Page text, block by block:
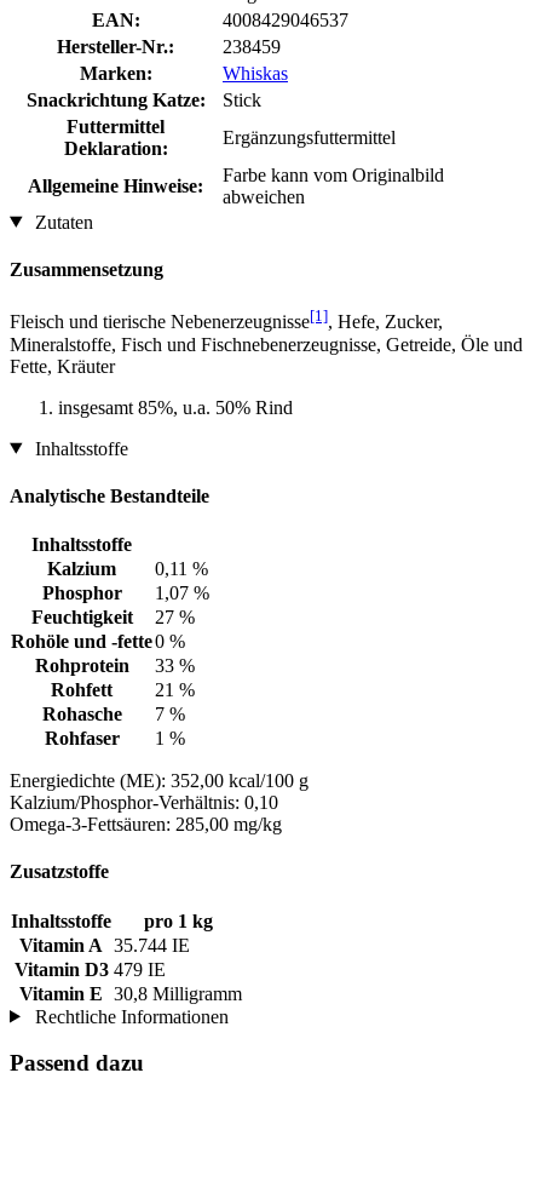
EAN:
4008429046537
Hersteller-Nr.:
238459
Marken:
Whiskas
Snackrichtung Katze:
Stick
Futtermittel
Deklaration:
Ergänzungsfuttermittel
Allgemeine Hinweise:
Farbe kann vom Originalbild
abweichen
Zutaten
Zusammensetzung
Fleisch und tierische Nebenerzeugnisse[1], Hefe, Zucker,
Mineralstoffe, Fisch und Fischnebenerzeugnisse, Getreide, Öle und
Fette, Kräuter
insgesamt 85%, u.a. 50% Rind
Inhaltsstoffe
Analytische Bestandteile
Inhaltsstoffe
Kalzium
0,11 %
Phosphor
1,07 %
Feuchtigkeit
27 %
Rohöle und -fette0 %
Rohprotein
33 %
Rohfett
21 %
Rohasche
7 %
Rohfaser
1 %
Energiedichte (ME): 352,00 kcal/100 g
Kalzium/Phosphor-Verhältnis: 0,10
Omega-3-Fettsäuren: 285,00 mg/kg
Zusatzstoffe
Inhaltsstoffe
pro 1 kg
Vitamin A 35.744 IE
Vitamin D3 479 IE
Vitamin E 30,8 Milligramm
Rechtliche Informationen
Passend dazu